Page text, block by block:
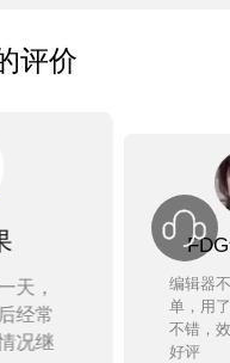
评价
天，
经常
况继
编辑器
单，用
不错，
好评